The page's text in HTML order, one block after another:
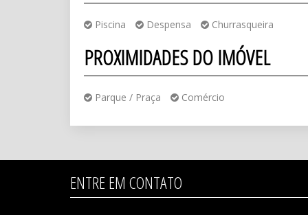
Piscina Despensa Churrasqueira
PROXIMIDADES DO IMÓVEL
Parque / Praça Comércio
ENTRE EM CONTATO